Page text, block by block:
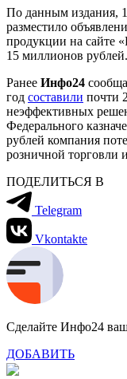
По данным издания,
разместило
продукции на сайте
15 миллионов рублей.
Ранее Инфо24
год составили почти
неэффективных
Федерального
рублей компания
розничной торговли
ПОДЕЛИТЬСЯ В
Telegram
Vkontakte
Сделайте Инфо24
ДОБАВИТЬ